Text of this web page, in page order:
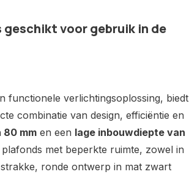
geschikt voor gebruik in de
functionele verlichtingsoplossing, biedt
combinatie van design, efficiëntie en
80 mm en een lage inbouwdiepte van
met beperkte ruimte, zowel in
ronde ontwerp in mat zwart